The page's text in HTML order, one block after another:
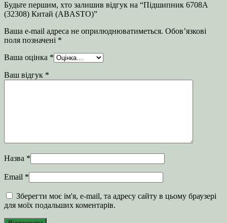
Будьте першим, хто залишив відгук на “Підшипник 6708А
(32308) Китай (ABASTO)”
Ваша e-mail адреса не оприлюднюватиметься. Обов’язкові
поля позначені *
Ваша оцінка *
Ваш відгук *
Назва *
Email *
Зберегти моє ім'я, e-mail, та адресу сайту в цьому браузері
для моїх подальших коментарів.